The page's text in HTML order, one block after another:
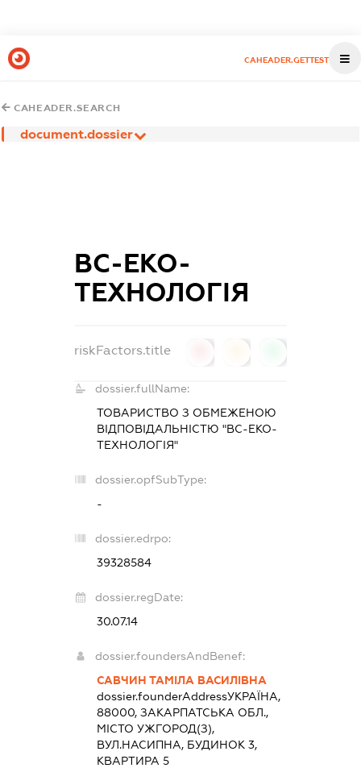
CAHEADER.GETTEST
CAHEADER.SEARCH
document.dossier
ВС-ЕКО-
ТЕХНОЛОГІЯ
riskFactors.title
dossier.fullName:
ТОВАРИСТВО З ОБМЕЖЕНОЮ
ВІДПОВІДАЛЬНІСТЮ "ВС-ЕКО-
ТЕХНОЛОГІЯ"
dossier.opfSubType:
-
dossier.edrpo:
39328584
dossier.regDate:
30.07.14
dossier.foundersAndBenef:
САВЧИН ТАМІЛА ВАСИЛІВНА
dossier.founderAddressУКРАЇНА,
88000, ЗАКАРПАТСЬКА ОБЛ.,
МІСТО УЖГОРОД(З),
ВУЛ.НАСИПНА, БУДИНОК 3,
КВАРТИРА 5